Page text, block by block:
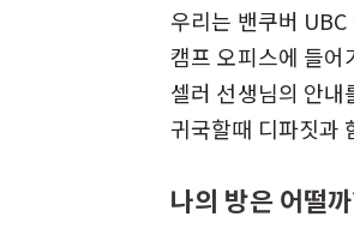
우리는 밴쿠버
캠프 오피스에 들
셀러 선생님의 안
귀국할때 디파짓과
나의 방은 어떨